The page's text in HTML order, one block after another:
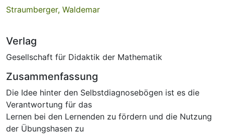
Straumberger, Waldemar
Verlag
Gesellschaft für Didaktik der Mathematik
Zusammenfassung
Die Idee hinter den Selbstdiagnosebögen ist es die
Verantwortung für das
Lernen bei den Lernenden zu fördern und die Nutzung
der Übungshasen zu